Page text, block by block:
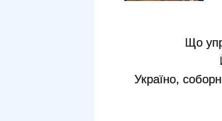
Що
Україно,